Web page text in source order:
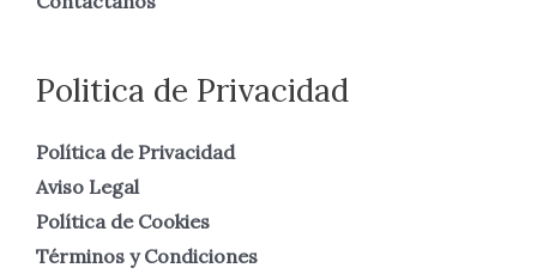
Politica de Privacidad
Política de Privacidad
Aviso Legal
Política de Cookies
Términos y Condiciones